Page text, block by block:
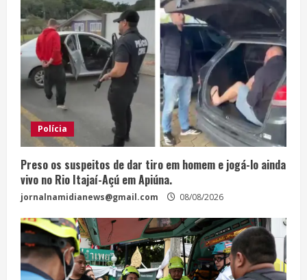
Polícia
Preso os suspeitos de dar tiro em homem e jogá-lo ainda
vivo no Rio Itajaí-Açú em Apiúna.
jornalnamidianews@gmail.com 08/08/2026